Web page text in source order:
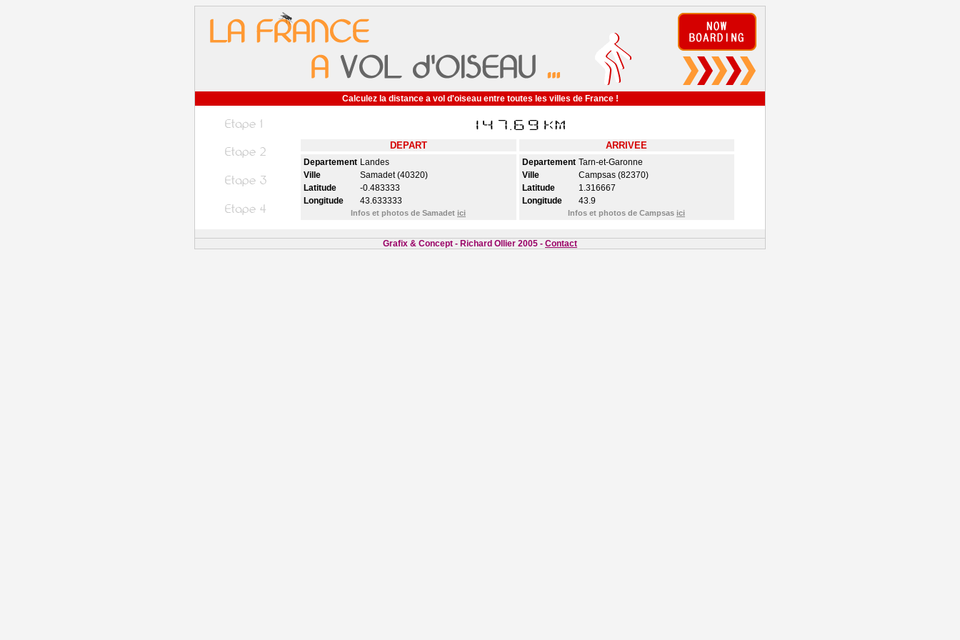
Calculez la distance a vol d'oiseau entre toutes les villes de France !
DEPART ARRIVEE
Departement Landes
Ville
Samadet (40320)
Latitude
-0.483333
Longitude
43.633333
Infos et photos de Samadet ici
Departement Tarn-et-Garonne
Ville
Campsas (82370)
Latitude
1.316667
Longitude
43.9
Infos et photos de Campsas ici
Grafix & Concept - Richard Ollier 2005 - Contact